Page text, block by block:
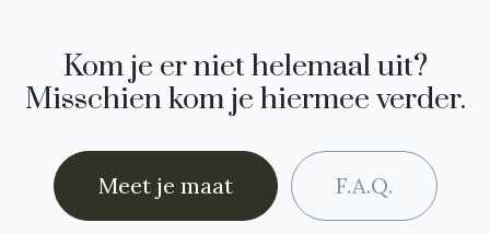
Kom je er niet helemaal uit?
Misschien kom je hiermee verder.
Meet je maat F.A.Q.